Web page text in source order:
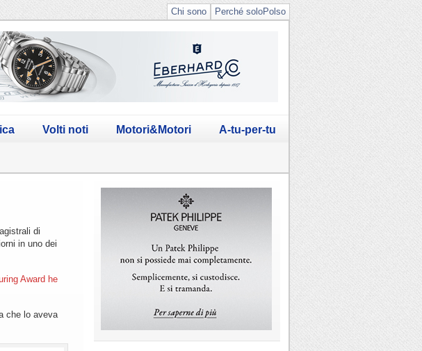
Perché soloPolso
Chi sono
Volti noti Motori&Motori A-tu-per-tu
di
in uno dei
Award he
che lo aveva